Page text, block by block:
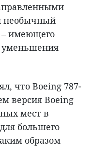
необычный
– имеющего
уменьшения
что Boeing 787-
версия Boeing
мест в
большего
образом